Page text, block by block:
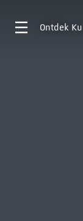
Ontdek